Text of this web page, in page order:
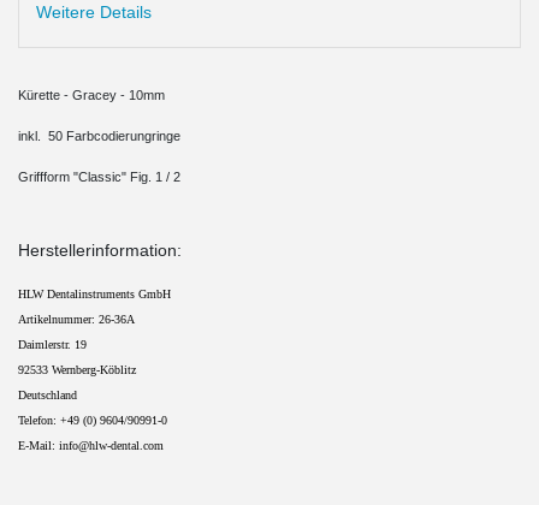
Weitere Details
Kürette - Gracey - 10mm
inkl. 50 Farbcodierungringe
Griffform "Classic" Fig. 1 / 2
Herstellerinformation:
HLW Dentalinstruments GmbH
Artikelnummer: 26-36A
Daimlerstr. 19
92533 Wernberg-Köblitz
Deutschland
Telefon: +49 (0) 9604/90991-0
E-Mail: info@hlw-dental.com